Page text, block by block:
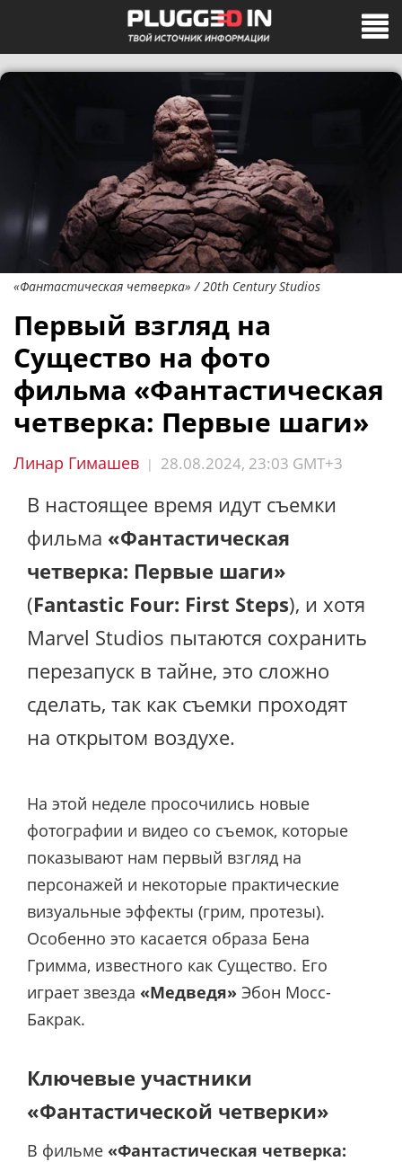
«Фантастическая четверка» / 20th Century Studios
Первый взгляд на
Существо на фото
фильма «Фантастическая
четверка: Первые шаги»
Линар Гимашев | 28.08.2024, 23:03 GMT+3
В настоящее время идут съемки
фильма «Фантастическая
четверка: Первые шаги»
(Fantastic Four: First Steps), и хотя
Marvel Studios пытаются сохранить
перезапуск в тайне, это сложно
сделать, так как съемки проходят
на открытом воздухе.
На этой неделе просочились новые
фотографии и видео со съемок, которые
показывают нам первый взгляд на
персонажей и некоторые практические
визуальные эффекты (грим, протезы).
Особенно это касается образа Бена
Гримма, известного как Существо. Его
играет звезда «Медведя» Эбон Мосс-
Бакрак.
Ключевые участники
«Фантастической четверки»
В фильме «Фантастическая четверка: